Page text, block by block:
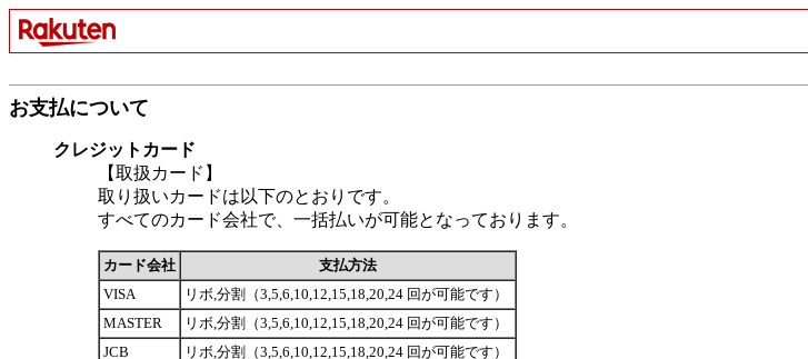
お支払について
クレジットカード
【取扱カード】
取り扱いカードは以下のとおりです。
すべてのカード会社で、一括払いが可能となっております。
カード会社
支払方法
VISA
リボ,分割（3,5,6,10,12,15,18,20,24 回が可能です）
MASTER
リボ,分割（3,5,6,10,12,15,18,20,24 回が可能です）
JCB
リボ,分割（3,5,6,10,12,15,18,20,24 回が可能です）